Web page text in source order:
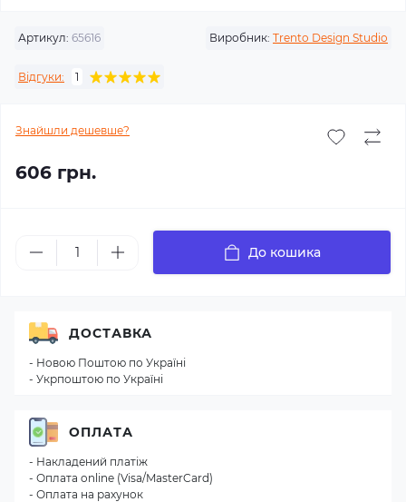
Артикул: 65616 Виробник: Trento Design Studio
Відгуки: 1
Знайшли дешевше?
606 грн.
До кошика
ДОСТАВКА
- Новою Поштою по Україні
- Укрпоштою по Україні
ОПЛАТА
- Накладений платіж
- Оплата online (Visa/MasterCard)
- Оплата на рахунок